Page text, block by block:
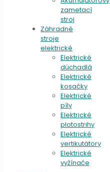
zametací
stroj
Záhradné
stroje
elektrické
Elektrické
dúchadlá
Elektrické
kosačky
Elektrické
píly
Elektrické
plotostrihy
Elektrické
vertikutátory
Elektrické
vyžínače